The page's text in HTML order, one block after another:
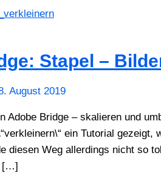
Stapel –
August 2019
Adobe Bridge – skalieren und
ein Tutorial
diesen Weg allerdings nicht so
[…]